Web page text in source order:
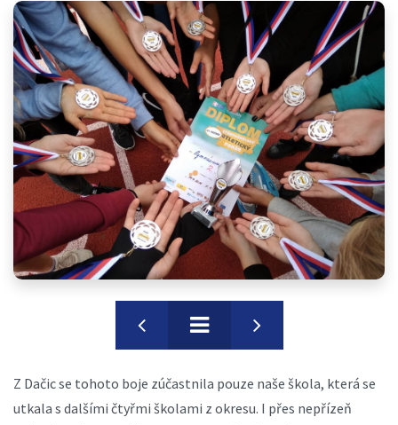
Z Dačic se tohoto boje zúčastnila pouze naše škola, která se
utkala s dalšími čtyřmi školami z okresu. I přes nepřízeň